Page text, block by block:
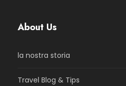
About Us
la nostra storia
Travel Blog & Tips